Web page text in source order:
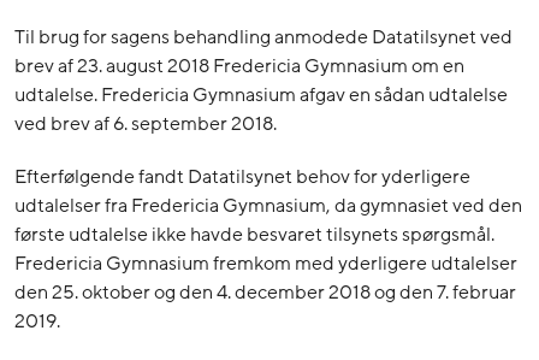
Til brug for sagens behandling anmodede Datatilsynet ved
brev af 23. august 2018 Fredericia Gymnasium om en
udtalelse. Fredericia Gymnasium afgav en sådan udtalelse
ved brev af 6. september 2018.
Efterfølgende fandt Datatilsynet behov for yderligere
udtalelser fra Fredericia Gymnasium, da gymnasiet ved den
første udtalelse ikke havde besvaret tilsynets spørgsmål.
Fredericia Gymnasium fremkom med yderligere udtalelser
den 25. oktober og den 4. december 2018 og den 7. februar
2019.